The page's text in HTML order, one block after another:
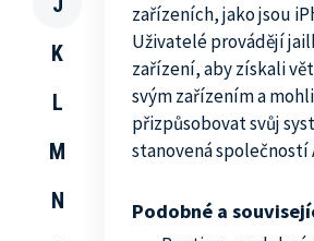
K
L
M
N
zařízeních, jako jsou
Uživatelé provádějí
zařízení, aby získali
svým zařízením a
přizpůsobovat svůj
stanovená společností
Podobné a